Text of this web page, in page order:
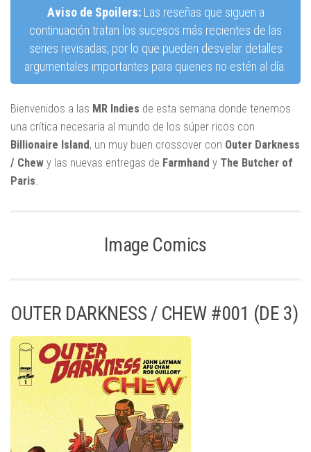
Aviso de Spoilers:Las reseñas que siguen a
continuación tratan los sucesos más recientes de las
series revisadas, por lo que pueden desvelar detalles
argumentales importantes para quienes no estén al día.
Bienvenidos a las MR Indies de esta semana donde tenemos
una crítica necesaria al mundo de los súper ricos con
Billionaire Island, un muy buen crossover con Outer Darkness
/ Chew y las nuevas entregas de Farmhand y The Butcher of
Paris.
Image Comics
OUTER DARKNESS / CHEW #001 (DE 3)